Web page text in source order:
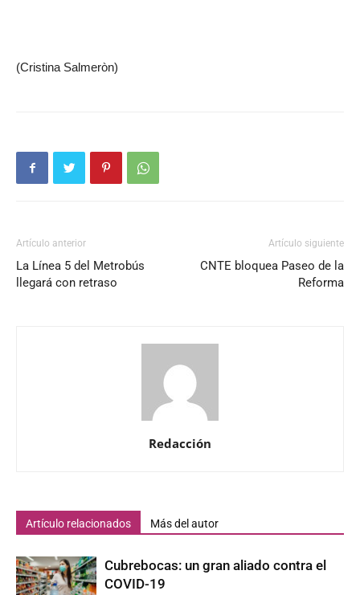
(Cristina Salmeròn)
Artículo anterior
La Línea 5 del Metrobús
llegará con retraso
Artículo siguiente
CNTE bloquea Paseo de la
Reforma
Redacción
Artículo relacionados Más del autor
Cubrebocas: un gran aliado contra el
COVID-19